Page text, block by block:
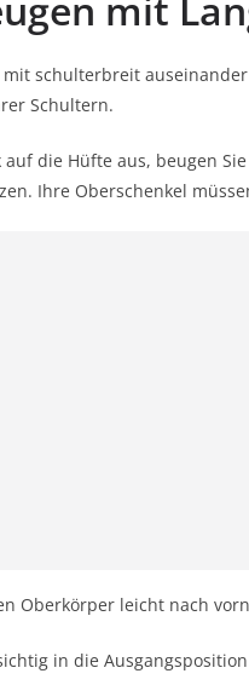
mit schulterbreit
Schultern.
auf die Hüfte aus, beugen
Ihre Oberschenkel
Oberkörper leicht nach
in die